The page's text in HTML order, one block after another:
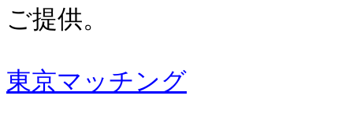
ご提供。
東京マッチング